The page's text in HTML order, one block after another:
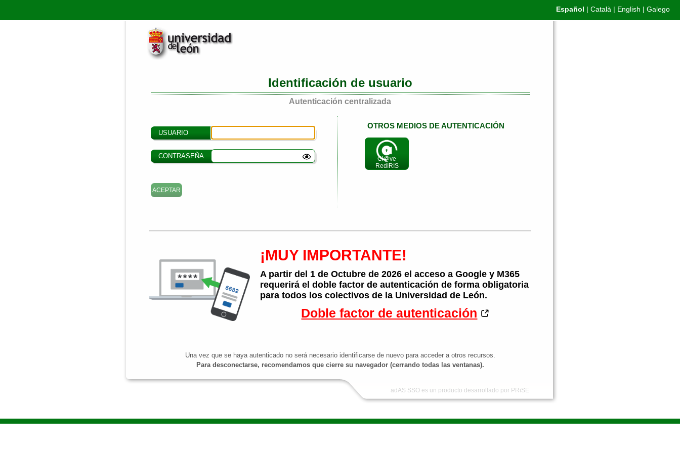
Español | Català | English | Galego
Identificación de usuario
Autenticación centralizada
USUARIO
CONTRASEÑA
OTROS MEDIOS DE AUTENTICACIÓN
Cl@ve
RedIRIS
¡MUY IMPORTANTE!
A partir del 1 de Octubre de 2026 el acceso a Google y M365
requerirá el doble factor de autenticación de forma obligatoria
para todos los colectivos de la Universidad de León.
Doble factor de autenticación
Una vez que se haya autenticado no será necesario identificarse de nuevo para acceder a otros recursos.
Para desconectarse, recomendamos que cierre su navegador (cerrando todas las ventanas).
adAS SSO es un producto desarrollado por PRiSE